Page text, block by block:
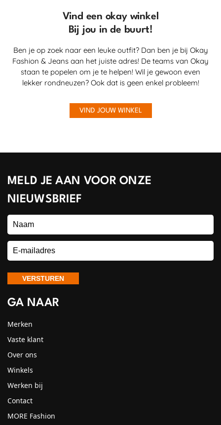
Vind een okay winkel
Bij jou in de buurt!
Ben je op zoek naar een leuke outfit? Dan ben je bij Okay
Fashion & Jeans aan het juiste adres! De teams van Okay
staan te popelen om je te helpen! Wil je gewoon even
lekker rondneuzen? Ook dat is geen enkel probleem!
VIND JOUW WINKEL
MELD JE AAN VOOR ONZE
NIEUWSBRIEF
GA NAAR
Merken
Vaste klant
Over ons
Winkels
Werken bij
Contact
MORE Fashion